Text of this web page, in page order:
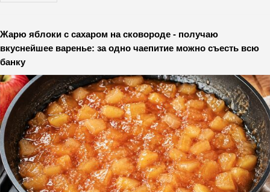
Жарю яблоки с сахаром на сковороде - получаю
вкуснейшее варенье: за одно чаепитие можно съесть всю
банку